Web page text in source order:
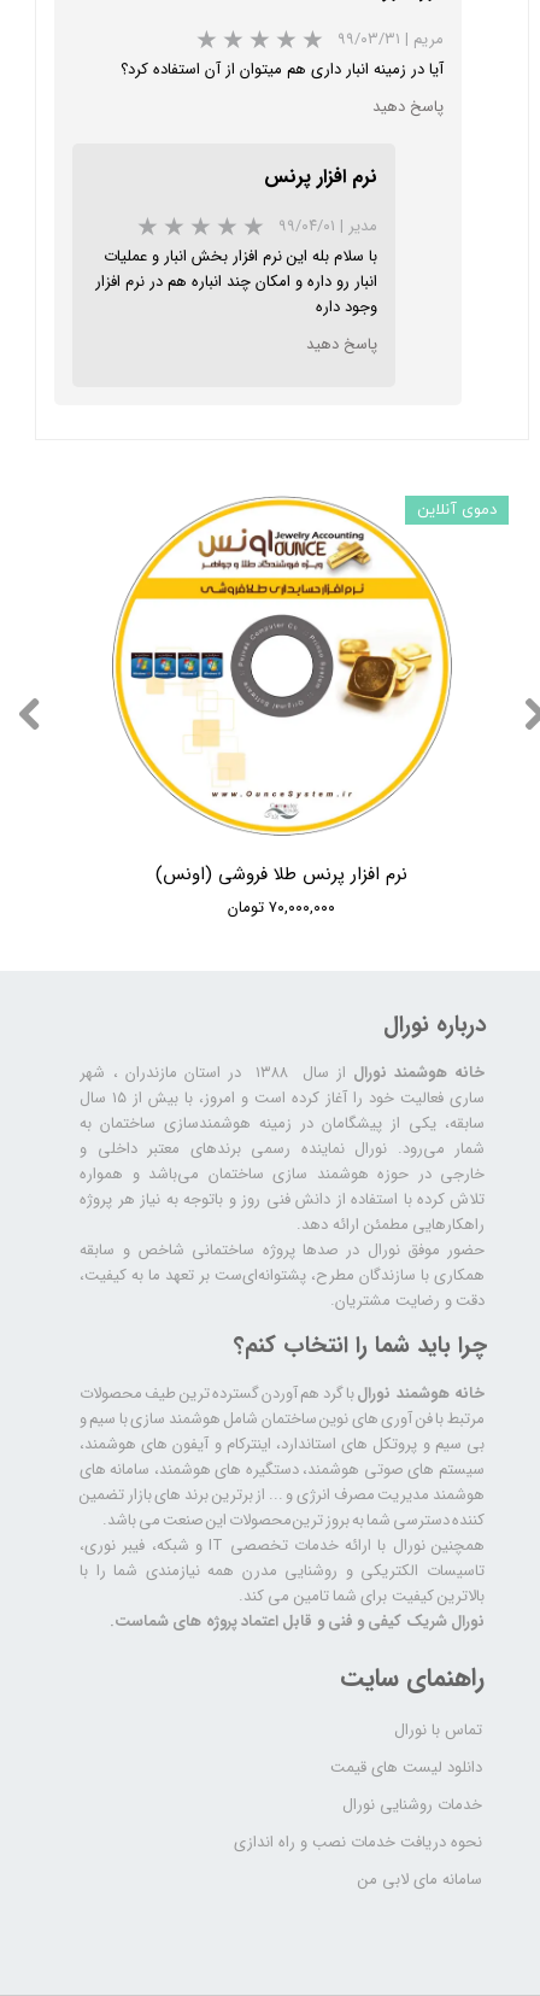
★
مریم | ۹۹/۰۳/۳۱
★★★★★
آیا در زمینه انبار داری هم میتوان از آن استفاده کرد؟
پاسخ دهید
نرم افزار پرنس
مدیر | ۹۹/۰۴/۰۱
★★★ ★ ★
با سلام بله این نرم افزار بخش انبار و عملیات
انبار رو داره و امکان چند انباره هم در نرم افزار
وجود داره
پاسخ دهید
نرم افزار پرنس طلا فروشی (اونس)
۷۰,۰۰۰,۰۰۰ تومان
دموی آنلاین
درباره نورال
خانه هوشمند نورال
از سال ۱۳۸۸ در استان مازندران ، شهر
ساری فعالیت خود را آغاز کرده است و امروز، با بیش از ۱۵ سال
سابقه، یکی از پیشگامان در زمینه هوشمندسازی ساختمان به
شمار می‌رود. نورال نماینده رسمی برندهای معتبر داخلی و
خارجی در حوزه هوشمند سازی ساختمان می‌باشد و همواره
تلاش کرده با استفاده از دانش فنی روز و باتوجه به نیاز هر پروژه
راهکارهایی مطمئن ارائه دهد.
حضور موفق نورال در صدها پروژه‌ ساختمانی شاخص و سابقه
همکاری با سازندگان مطرح، پشتوانه‌ای‌ست بر تعهد ما به کیفیت،
دقت و رضایت مشتریان.
راهنمای سایت
تماس با نورال
دانلود لیست های قیمت
خدمات روشنایی نورال
نحوه دریافت خدمات نصب و راه اندازی
سامانه مای لابی من
چرا باید شما را انتخاب کنم؟
خانه هوشمند نورالبا گرد هم آوردن گسترده ترین طیف محصولات
مرتبط با فن آوری های نوین ساختمان شامل هوشمند سازی با سیم و
بی سیم و پروتکل های استاندارد، اینترکام و آیفون های هوشمند،
سیستم های صوتی هوشمند، دستگیره های هوشمند، سامانه های
هوشمند مدیریت مصرف انرژی و ... از برترین برند های بازار تضمین
کننده دسترسی شما به بروز ترین محصولات این صنعت می باشد.
همچنین نورال با ارائه خدمات تخصصی IT و شبکه، فیبر نوری،
تاسیسات الکتریکی و روشنایی مدرن همه نیازمندی شما را با
بالاترین کیفیت برای شما تامین می کند.
نورال شریک کیفی و فنی و قابل اعتماد پروژه های شماست.